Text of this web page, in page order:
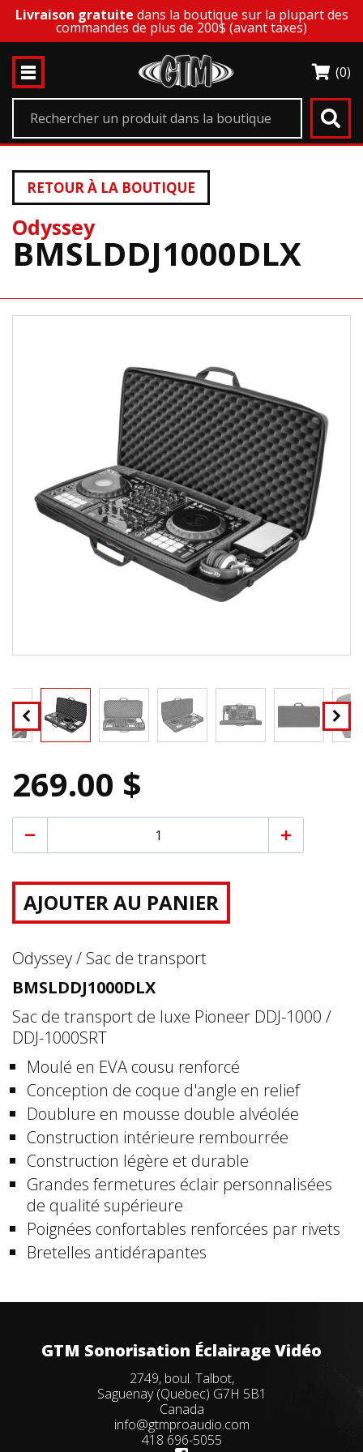
Livraison gratuite dans la boutique sur la plupart des
commandes de plus de 200$ (avant taxes)
(0)
Odyssey
BMSLDDJ1000DLX
RETOUR À LA BOUTIQUE
269.00 $
AJOUTER AU PANIER
Odyssey / Sac de transport
BMSLDDJ1000DLX
Sac de transport de luxe Pioneer DDJ-1000 /
DDJ-1000SRT
Moulé en EVA cousu renforcé
Conception de coque d'angle en relief
Doublure en mousse double alvéolée
Construction intérieure rembourrée
Construction légère et durable
Grandes fermetures éclair personnalisées
de qualité supérieure
Poignées confortables renforcées par rivets
Bretelles antidérapantes
GTM Sonorisation Éclairage Vidéo
2749, boul. Talbot,
Saguenay (Quebec) G7H 5B1
Canada
info@gtmproaudio.com
418 696-5055